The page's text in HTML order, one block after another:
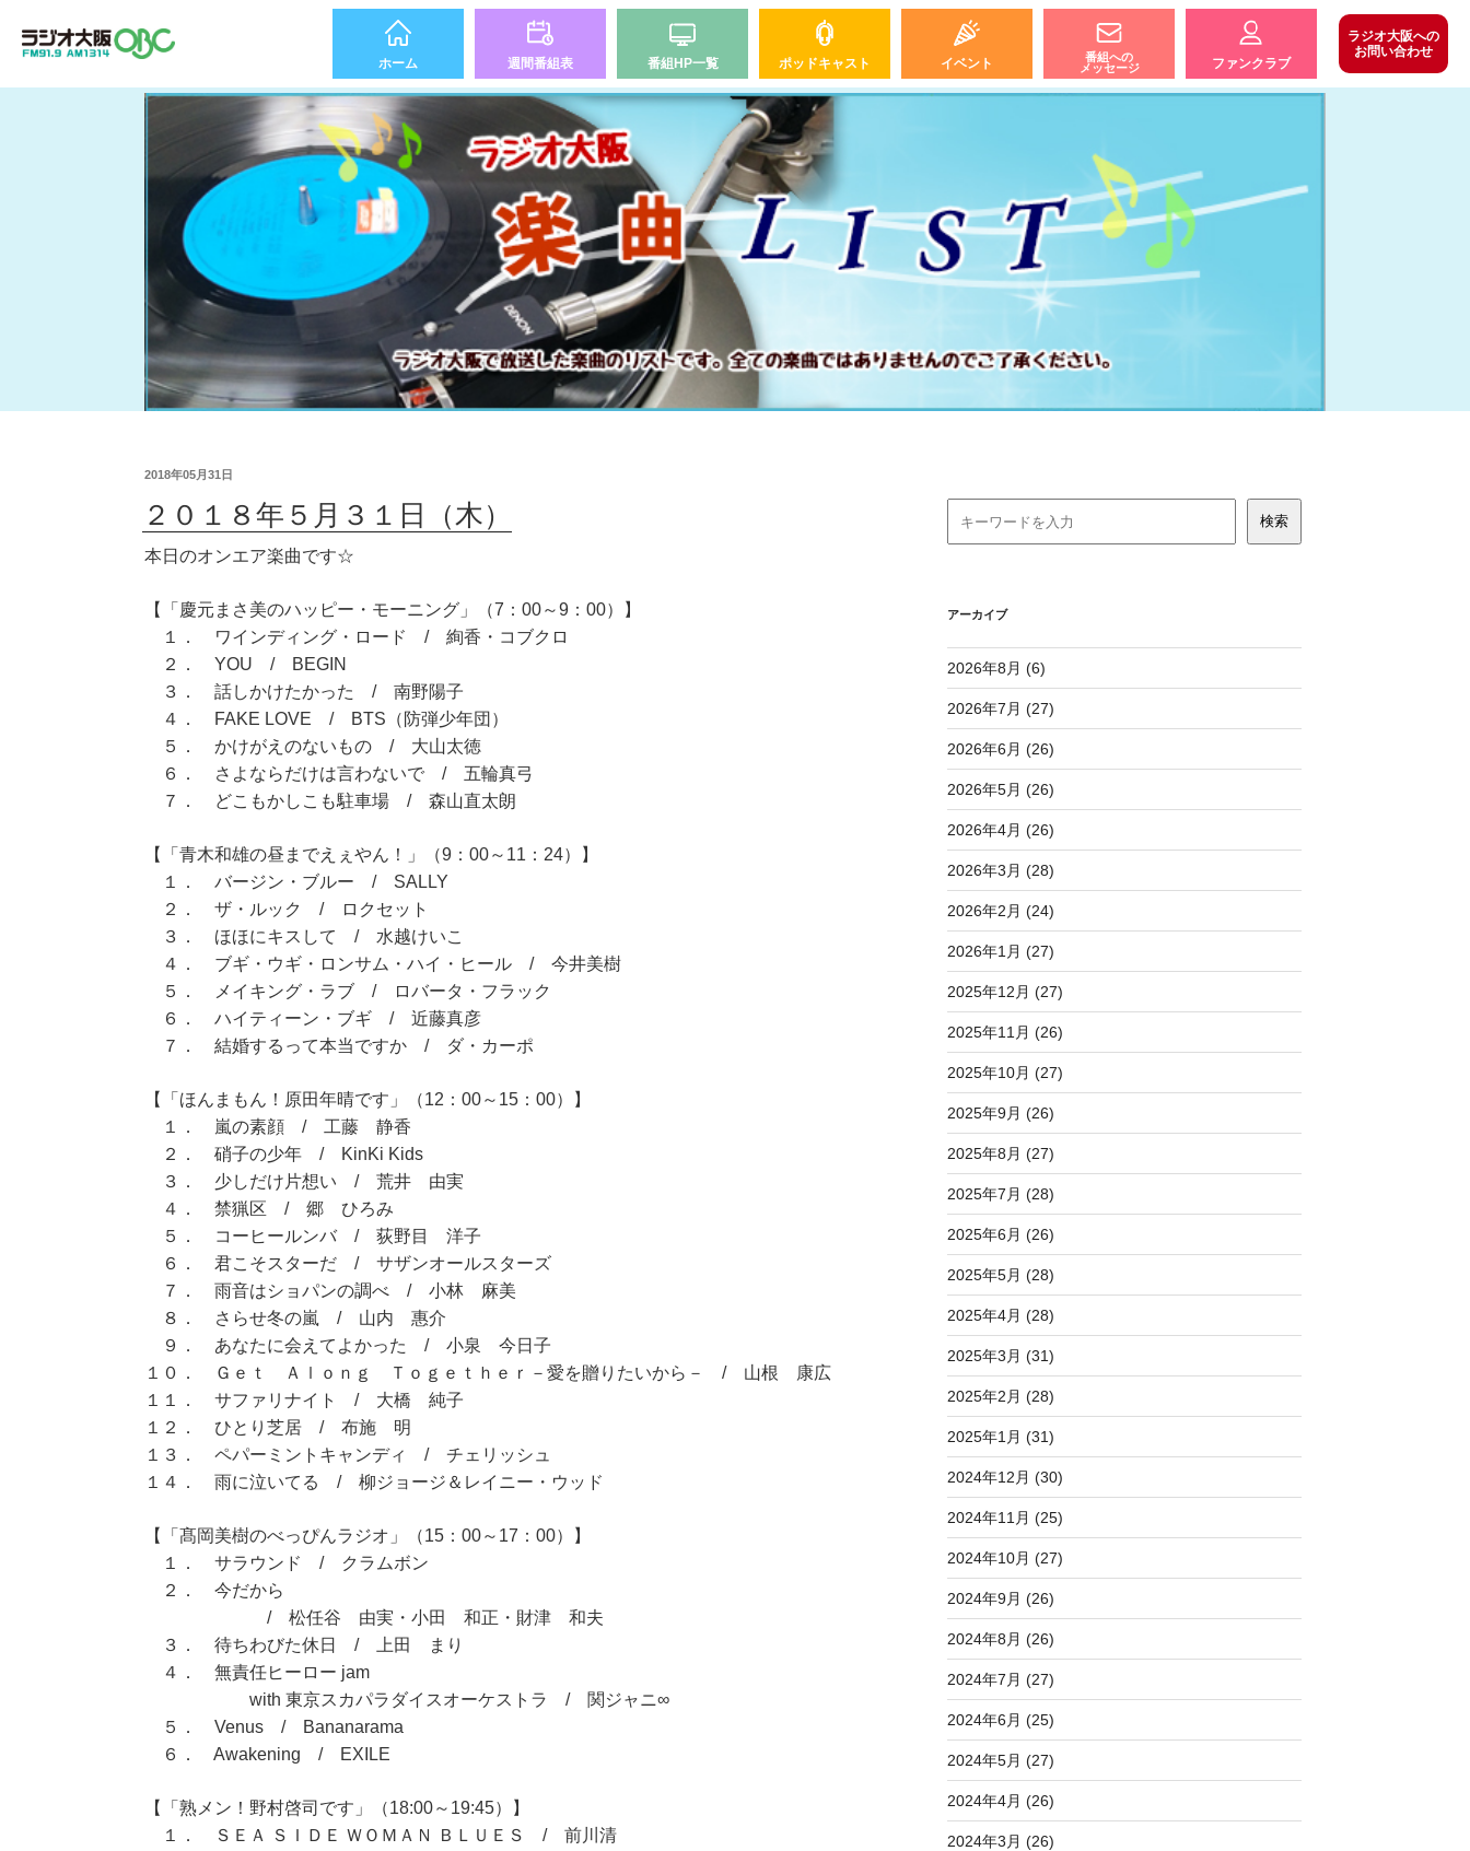
ホーム 週間番組表 番組HP一覧 ポッドキャスト イベント
番組への
メッセージ
ファンクラブ
ラジオ大阪への
お問い合わせ
2018年05月31日
２０１８年５月３１日（木）
本日のオンエア楽曲です☆
【「慶元まさ美のハッピー・モーニング」（7：00～9：00）】
１． ワインディング・ロード / 絢香・コブクロ
２． YOU / BEGIN
３． 話しかけたかった / 南野陽子
４． FAKE LOVE / BTS（防弾少年団）
５． かけがえのないもの / 大山太徳
６． さよならだけは言わないで / 五輪真弓
７． どこもかしこも駐車場 / 森山直太朗
【「青木和雄の昼までえぇやん！」（9：00～11：24）】
１． バージン・ブルー / SALLY
２． ザ・ルック / ロクセット
３． ほほにキスして / 水越けいこ
４． ブギ・ウギ・ロンサム・ハイ・ヒール / 今井美樹
５． メイキング・ラブ / ロバータ・フラック
６． ハイティーン・ブギ / 近藤真彦
７． 結婚するって本当ですか / ダ・カーポ
【「ほんまもん！原田年晴です」（12：00～15：00）】
１． 嵐の素顔 / 工藤 静香
２． 硝子の少年 / KinKi Kids
３． 少しだけ片想い / 荒井 由実
４． 禁猟区 / 郷 ひろみ
５． コーヒールンバ / 荻野目 洋子
６． 君こそスターだ / サザンオールスターズ
７． 雨音はショパンの調べ / 小林 麻美
８． さらせ冬の嵐 / 山内 惠介
９． あなたに会えてよかった / 小泉 今日子
１０． Ｇｅｔ Ａｌｏｎｇ Ｔｏｇｅｔｈｅｒ－愛を贈りたいから－ / 山根 康広
１１． サファリナイト / 大橋 純子
１２． ひとり芝居 / 布施 明
１３． ペパーミントキャンディ / チェリッシュ
１４． 雨に泣いてる / 柳ジョージ＆レイニー・ウッド
【「髙岡美樹のべっぴんラジオ」（15：00～17：00）】
１． サラウンド / クラムボン
２． 今だから
/ 松任谷 由実・小田 和正・財津 和夫
３． 待ちわびた休日 / 上田 まり
４． 無責任ヒーロー jam
with 東京スカパラダイスオーケストラ / 関ジャニ∞
５． Venus / Bananarama
６． Awakening / EXILE
【「熟メン！野村啓司です」（18:00～19:45）】
１． ＳＥＡ ＳＩＤＥ ＷＯＭＡＮ ＢＬＵＥＳ / 前川清
アーカイブ
2026年8月 (6)
2026年7月 (27)
2026年6月 (26)
2026年5月 (26)
2026年4月 (26)
2026年3月 (28)
2026年2月 (24)
2026年1月 (27)
2025年12月 (27)
2025年11月 (26)
2025年10月 (27)
2025年9月 (26)
2025年8月 (27)
2025年7月 (28)
2025年6月 (26)
2025年5月 (28)
2025年4月 (28)
2025年3月 (31)
2025年2月 (28)
2025年1月 (31)
2024年12月 (30)
2024年11月 (25)
2024年10月 (27)
2024年9月 (26)
2024年8月 (26)
2024年7月 (27)
2024年6月 (25)
2024年5月 (27)
2024年4月 (26)
2024年3月 (26)